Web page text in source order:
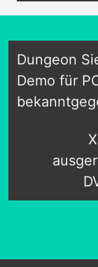
Dungeon
Demo für